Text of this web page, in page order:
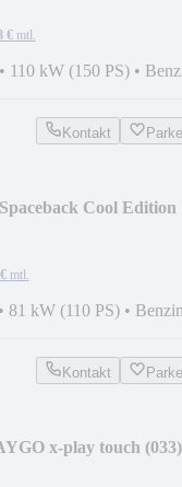
€ mtl.
• 110 kW (150 PS) •
Kontakt
Cool Edition
mtl.
• 81 kW (110 PS) •
Kontakt
x-play touch (033)